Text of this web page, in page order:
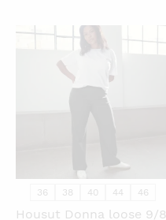
KATSO PIKANÄKYMÄ
36 38 40 44 46
Housut Donna loose 9/8